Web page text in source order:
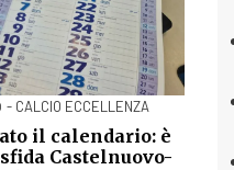
- CALCIO ECCELLENZA
il calendario: è
Castelnuovo-